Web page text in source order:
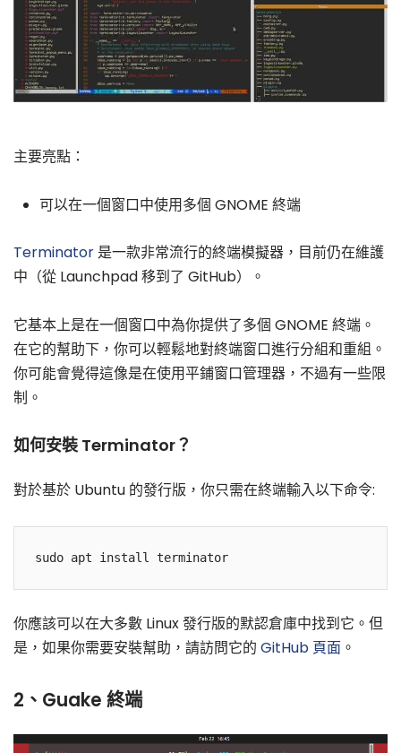
主要亮點：
可以在一個窗口中使用多個 GNOME 終端
Terminator是一款非常流行的終端模擬器，目前仍在維護
中（從 Launchpad 移到了 GitHub）。
它基本上是在一個窗口中為你提供了多個 GNOME 終端。
在它的幫助下，你可以輕鬆地對終端窗口進行分組和重組。
你可能會覺得這像是在使用平鋪窗口管理器，不過有一些限
制。
如何安裝 Terminator？
對於基於 Ubuntu 的發行版，你只需在終端輸入以下命令:
你應該可以在大多數 Linux 發行版的默認倉庫中找到它。但
是，如果你需要安裝幫助，請訪問它的 GitHub 頁面 。
2、Guake 終端